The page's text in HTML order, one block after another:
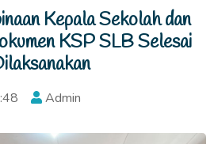
Kepala Sekolah dan
KSP SLB Selesai
Admin